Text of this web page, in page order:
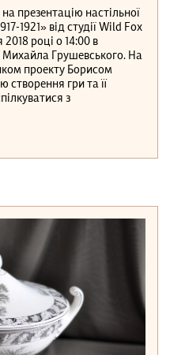
презентацію настільної
1921» від студії Wild Fox
2018 році o 14:00 в
Михайла Грушевського. На
проекту Борисом
гри та її
з